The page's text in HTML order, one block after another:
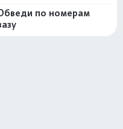
по номерам